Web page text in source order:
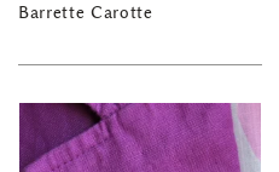
Barrette Carotte